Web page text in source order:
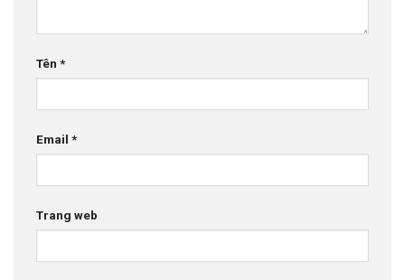
Tên *
Email *
Trang web